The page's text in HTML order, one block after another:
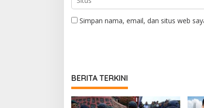
Simpan nama, email, dan situs web
BERITA TERKINI